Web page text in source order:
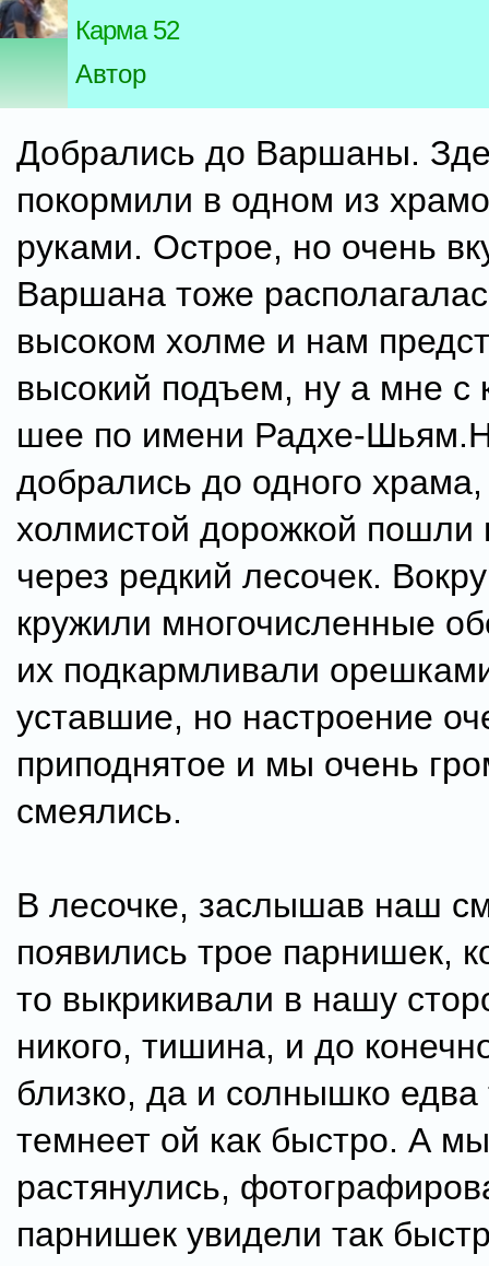
Карма 52
Автор
Добрались до Варшаны.
покормили в одном из
руками. Острое, но очень
Варшана тоже
высоком холме и нам
высокий подъем, ну а мне с
шее по имени Радхе-
добрались до одного
холмистой дорожкой пошли
через редкий лесочек.
кружили многочисленные
их подкармливали
уставшие, но настроение
приподнятое и мы очень
смеялись.
В лесочке, заслышав наш
появились трое парнишек,
то выкрикивали в нашу
никого, тишина, и до
близко, да и солнышко едва
темнеет ой как быстро. А
растянулись,
парнишек увидели так